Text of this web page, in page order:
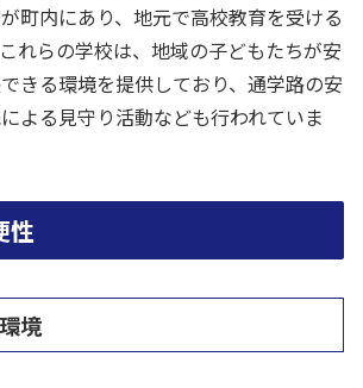
町内にあり、地元で高校教育を受ける
れらの学校は、地域の子どもたちが安
きる環境を提供しており、通学路の安
よる見守り活動なども行われていま
性
境